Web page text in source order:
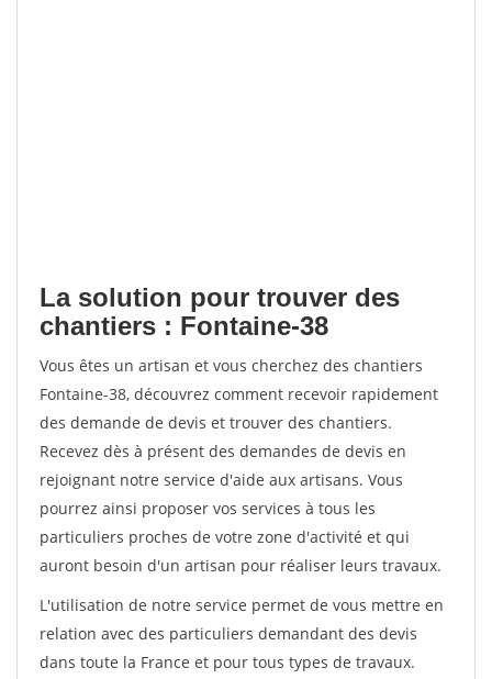
La solution pour trouver des
chantiers : Fontaine-38
Vous êtes un artisan et vous cherchez des chantiers
Fontaine-38, découvrez comment recevoir rapidement
des demande de devis et trouver des chantiers.
Recevez dès à présent des demandes de devis en
rejoignant notre service d'aide aux artisans. Vous
pourrez ainsi proposer vos services à tous les
particuliers proches de votre zone d'activité et qui
auront besoin d'un artisan pour réaliser leurs travaux.
L'utilisation de notre service permet de vous mettre en
relation avec des particuliers demandant des devis
dans toute la France et pour tous types de travaux.